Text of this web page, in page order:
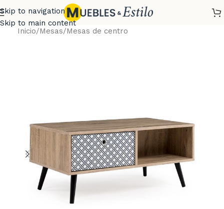
Skip to navigation
Skip to main content
Inicio/Mesas/Mesas de centro